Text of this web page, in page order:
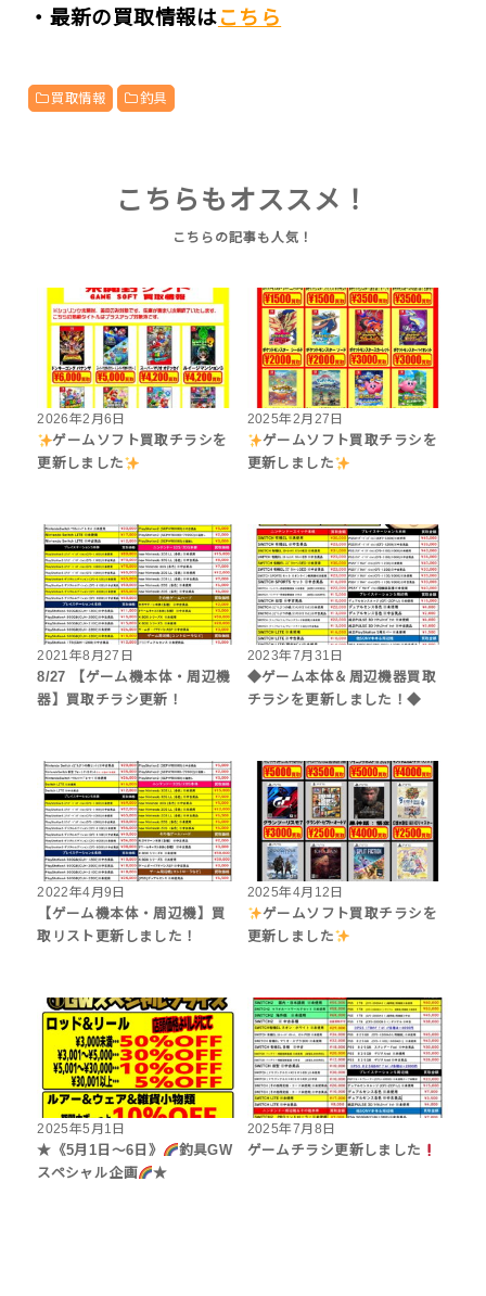
・最新の買取情報はこちら
買取情報 釣具
こちらもオススメ！
2026年2月6日
ゲームソフト買取チラシを
更新しました
2025年2月27日
ゲームソフト買取チラシを
更新しました
2021年8月27日
8/27 【ゲーム機本体・周辺機
器】買取チラシ更新！
2023年7月31日
◆ゲーム本体＆周辺機器買取
チラシを更新しました！◆
2022年4月9日
【ゲーム機本体・周辺機】買
取リスト更新しました！
2025年4月12日
ゲームソフト買取チラシを
更新しました
2025年5月1日
★《5月1日～6日》‎
釣具GW
スペシャル企画
★
2025年7月8日
ゲームチラシ更新しました